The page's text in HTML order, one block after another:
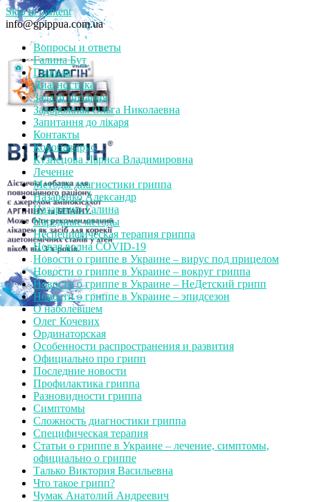
Skip to content
info@gpippua.com.ua
Вопросы и ответы
Галина Бут
Главная
Диагностика
Задати питання
Задорожная Ольга Николаевна
Запитання до лікаря
Контакты
Коронавирус
Кузнецова Лариса Владимировна
Лечение
Методы диагностики гриппа
Назаренко Александр
Назаренко Галина
Народные методы
Неспецифическая терапия гриппа
Новая волна COVID-19
Новости о гриппе в Украине – вирус под прицелом
Новости о гриппе в Украине – вокруг гриппа
Новости о гриппе в Украине – НеДетский грипп
Новости о гриппе в Украине – эпидсезон
О наболевшем
Олег Кочевих
Ординаторская
Особенности распространения и развития
Официально про грипп
Последние новости
Профилактика гриппа
Разновидности гриппа
Симптомы
Сложность диагностики гриппа
Специфическая терапия
Статьи о гриппе в Украине – лечение, симптомы,
официально о гриппе
Талько Виктория Васильевна
Что такое грипп?
Чумак Анатолий Андреевич